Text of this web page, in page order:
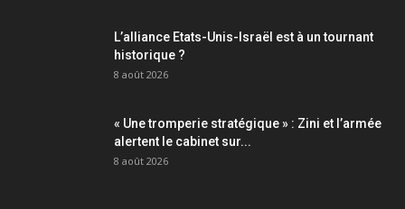
L’alliance Etats-Unis-Israël est à un tournant
historique ?
8 août 2026
« Une tromperie stratégique » : Zini et l’armée
alertent le cabinet sur...
8 août 2026